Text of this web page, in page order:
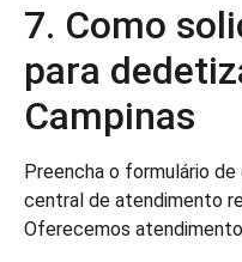
7. Como
para
Campinas
Preencha o formulário
central de atendimento
Oferecemos